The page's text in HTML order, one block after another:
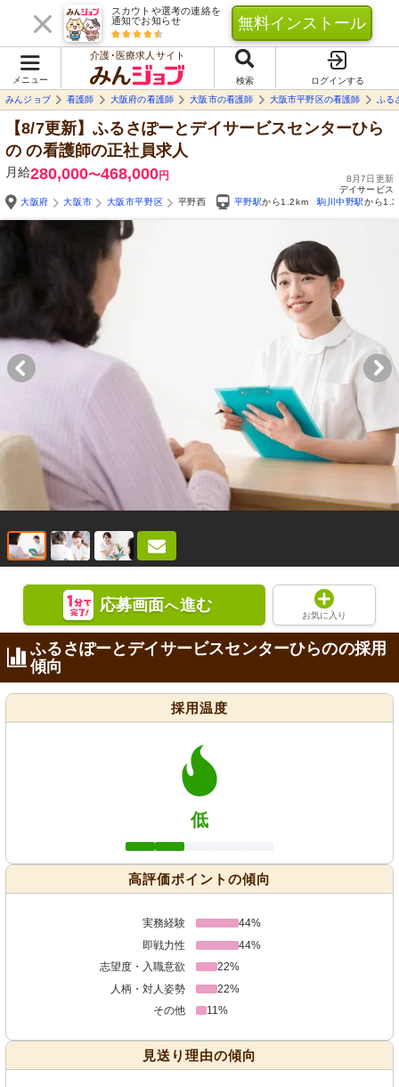
スカウトや選考の連絡を
通知でお知らせ
無料インストール
メニュー
介護･医療求人サイト
検索
ログインする
みんジョブ
看護師 大阪府の看護師 大阪市の看護師 大阪市平野区の看護師 ふる
【8/7更新】ふるさぽーとデイサービスセンターひら
の の看護師の正社員求人
月給280,000〜468,000円
8月7日更新
デイサービス
大阪府
大阪市 大阪市平野区 平野西 平野駅から1.2km 駒川中野駅から
応募画面へ進む
お気に入り
ふるさぽーとデイサービスセンターひらのの採用
傾向
採用温度
低
高評価ポイントの傾向
実務経験
44%
即戦力性
44%
志望度・入職意欲
22%
人柄・対人姿勢
22%
その他
11%
見送り理由の傾向